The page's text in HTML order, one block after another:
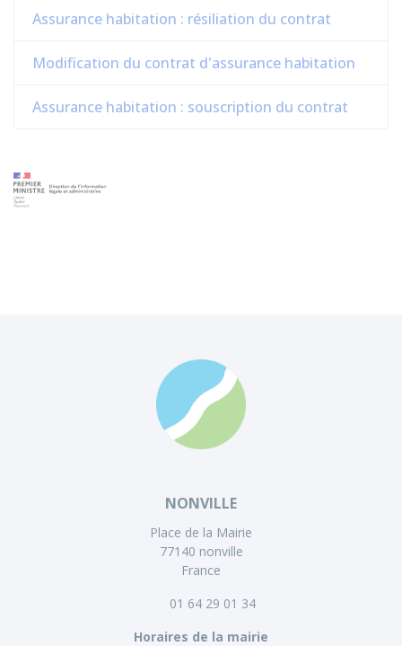
Assurance habitation : résiliation du contrat
Modification du contrat d'assurance habitation
Assurance habitation : souscription du contrat
NONVILLE
Place de la Mairie
77140 nonville
France
01 64 29 01 34
Horaires de la mairie